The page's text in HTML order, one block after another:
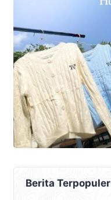
Berita Terpopuler